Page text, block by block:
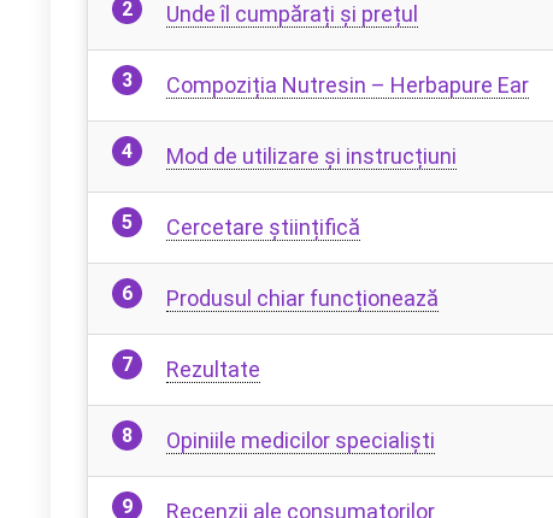
Unde îl cumpărați și prețul
Compoziția Nutresin – Herbapure Ear
Mod de utilizare și instrucțiuni
Cercetare științifică
Produsul chiar funcționează
Rezultate
Opiniile medicilor specialiști
Recenzii ale consumatorilor